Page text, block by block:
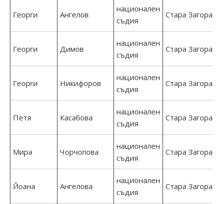
Георги Ангелов
национален
съдия
Стара Загора
Георги Димов
национален
съдия
Стара Загора
Георги Никифоров
национален
съдия
Стара Загора
Петя Касабова
национален
съдия
Стара Загора
Мира Чорчопова
национален
съдия
Стара Загора
Йоана Ангелова
национален
съдия
Стара Загора